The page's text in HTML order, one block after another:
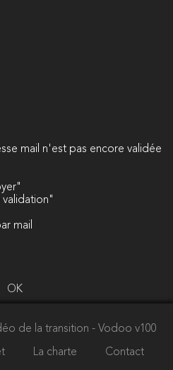
mail n'est pas encore validée
mail
OK
de la transition - Vodoo v100
La charte Contact